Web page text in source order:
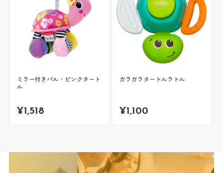
ミラー付きパル・ピンクタート
ル
¥1,518
ガラガラタートルラトル
¥1,100